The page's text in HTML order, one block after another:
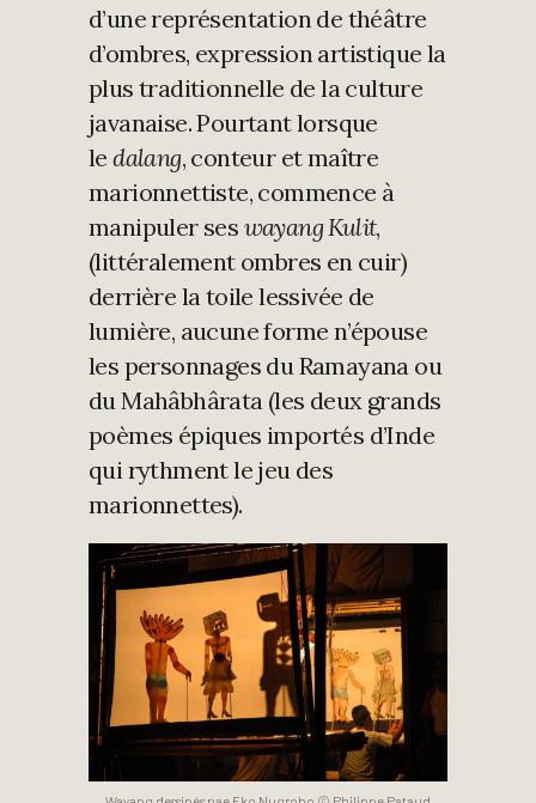
d’une représentation de théâtre
d’ombres, expression artistique la
plus traditionnelle de la culture
javanaise. Pourtant lorsque
ledalang, conteur et maître
marionnettiste, commence à
manipuler ses wayang Kulit,
(littéralement ombres en cuir)
derrière la toile lessivée de
lumière, aucune forme n’épouse
les personnages du Ramayana ou
du Mahâbhârata (les deux grands
poèmes épiques importés d’Inde
qui rythment le jeu des
marionnettes).